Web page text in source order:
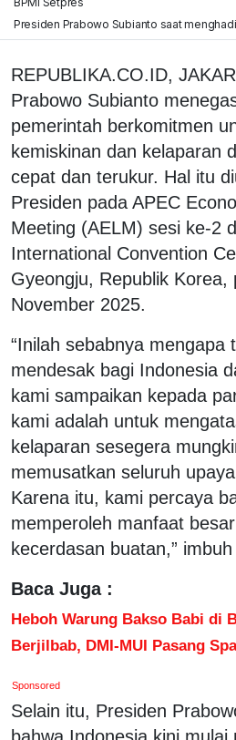
Presiden Prabowo Subianto saat
REPUBLIKA.CO.ID,
Prabowo Subianto
pemerintah berkomitmen
kemiskinan dan kelaparan
cepat dan terukur. Hal itu
Presiden pada APEC
Meeting (AELM) sesi ke-2
International Convention
Gyeongju, Republik Korea,
November 2025.
“Inilah sebabnya mengapa
mendesak bagi Indonesia
kami sampaikan kepada
kami adalah untuk
kelaparan sesegera
memusatkan seluruh
Karena itu, kami percaya
memperoleh manfaat
kecerdasan buatan,”
Baca Juga :
Heboh Warung Bakso Babi di
Berjilbab, DMI-MUI Pasang
Sponsored
Selain itu, Presiden